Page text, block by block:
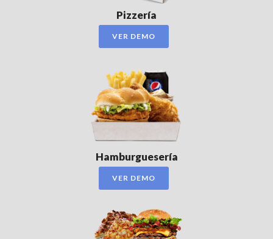
Pizzería
VER DEMO
Hamburguesería
VER DEMO